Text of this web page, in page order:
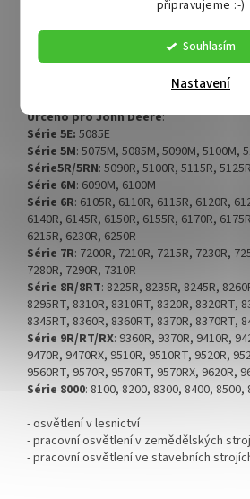
připravujeme :-)
Souhlasím
Nastavení
OEM světla pro modely: John Deere:
RE331643, RE573609
Určeno pro John Deere:
Série 5E: 5085E
Série 5M: 5075M, 5085M, 5090M, 5100M,
Série5R/5RN: 5090R, 5100R, 5115R, 5125R
Série 6M: 6090M, 6100M
Série 6R: 6105R, 6110R, 6115R, 6120R,
6140R, 6145R, 6150R, 6155R, 6170R,
6215R, 6230R, 6250R
Série 7R: 7200R, 7210R, 7215R, 7230R,
7280R, 7290R, 7310R
Série 8R/8RT: 8225R, 8235R, 8245R,
8295RT, 8310R, 8310RT, 8320R, 8320RT,
8345RT, 8360R, 8360RT, 8370R, 8370RT,
Série 9R/RT/RX: 9360R, 9370R, 9410R,
9470R, 9470RX, 9510R, 9510RT, 9520R,
9560RT, 9570R, 9570RT, 9570RX, 9620R,
Série 8000: 8100, 8200, 8300, 8400, 8500,
- osvětlení v lesnictví
- pracovní osvětlení v zemědělských
- pracovní osvětlení ve stavebních